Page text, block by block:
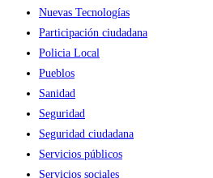
Nuevas Tecnologías
Participación ciudadana
Policia Local
Pueblos
Sanidad
Seguridad
Seguridad ciudadana
Servicios públicos
Servicios sociales